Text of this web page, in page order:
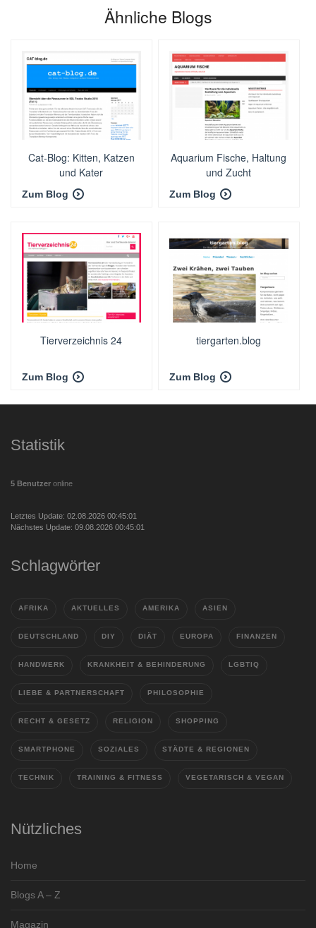
Ähnliche Blogs
Cat-Blog: Kitten, Katzen
und Kater
Zum Blog
Aquarium Fische, Haltung
und Zucht
Zum Blog
Tierverzeichnis 24
Zum Blog
tiergarten.blog
Zum Blog
Statistik
5 Benutzer online
Letztes Update: 02.08.2026 00:45:01
Nächstes Update: 09.08.2026 00:45:01
Schlagwörter
AFRIKA AKTUELLES AMERIKA ASIEN
DEUTSCHLAND DIY DIÄT EUROPA FINANZEN
HANDWERK KRANKHEIT & BEHINDERUNG LGBTIQ
LIEBE & PARTNERSCHAFT PHILOSOPHIE
RECHT & GESETZ RELIGION SHOPPING
SMARTPHONE SOZIALES STÄDTE & REGIONEN
TECHNIK TRAINING & FITNESS VEGETARISCH & VEGAN
Nützliches
Home
Blogs A – Z
Magazin